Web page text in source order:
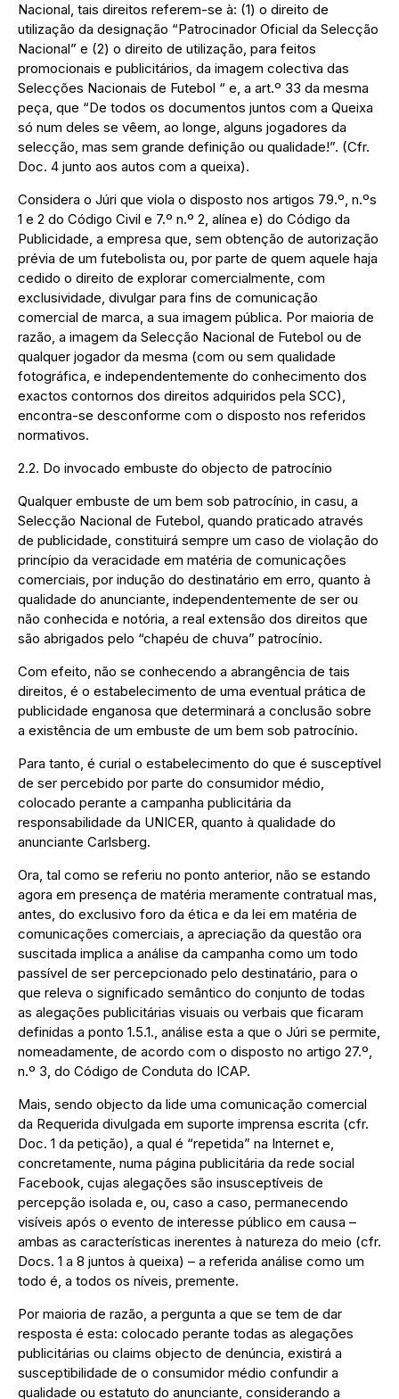
Nacional, tais direitos referem-se à: (1) o direito de
utilização da designação “Patrocinador Oficial da Selecção
Nacional” e (2) o direito de utilização, para feitos
promocionais e publicitários, da imagem colectiva das
Selecções Nacionais de Futebol “ e, a art.º 33 da mesma
peça, que “De todos os documentos juntos com a Queixa
só num deles se vêem, ao longe, alguns jogadores da
selecção, mas sem grande definição ou qualidade!”. (Cfr.
Doc. 4 junto aos autos com a queixa).
Considera o Júri que viola o disposto nos artigos 79.º, n.ºs
1 e 2 do Código Civil e 7.º n.º 2, alínea e) do Código da
Publicidade, a empresa que, sem obtenção de autorização
prévia de um futebolista ou, por parte de quem aquele haja
cedido o direito de explorar comercialmente, com
exclusividade, divulgar para fins de comunicação
comercial de marca, a sua imagem pública. Por maioria de
razão, a imagem da Selecção Nacional de Futebol ou de
qualquer jogador da mesma (com ou sem qualidade
fotográfica, e independentemente do conhecimento dos
exactos contornos dos direitos adquiridos pela SCC),
encontra-se desconforme com o disposto nos referidos
normativos.
2.2. Do invocado embuste do objecto de patrocínio
Qualquer embuste de um bem sob patrocínio, in casu, a
Selecção Nacional de Futebol, quando praticado através
de publicidade, constituirá sempre um caso de violação do
princípio da veracidade em matéria de comunicações
comerciais, por indução do destinatário em erro, quanto à
qualidade do anunciante, independentemente de ser ou
não conhecida e notória, a real extensão dos direitos que
são abrigados pelo “chapéu de chuva” patrocínio.
Com efeito, não se conhecendo a abrangência de tais
direitos, é o estabelecimento de uma eventual prática de
publicidade enganosa que determinará a conclusão sobre
a existência de um embuste de um bem sob patrocínio.
Para tanto, é curial o estabelecimento do que é susceptível
de ser percebido por parte do consumidor médio,
colocado perante a campanha publicitária da
responsabilidade da UNICER, quanto à qualidade do
anunciante Carlsberg.
Ora, tal como se referiu no ponto anterior, não se estando
agora em presença de matéria meramente contratual mas,
antes, do exclusivo foro da ética e da lei em matéria de
comunicações comerciais, a apreciação da questão ora
suscitada implica a análise da campanha como um todo
passível de ser percepcionado pelo destinatário, para o
que releva o significado semântico do conjunto de todas
as alegações publicitárias visuais ou verbais que ficaram
definidas a ponto 1.5.1., análise esta a que o Júri se permite,
nomeadamente, de acordo com o disposto no artigo 27.º,
n.º 3, do Código de Conduta do ICAP.
Mais, sendo objecto da lide uma comunicação comercial
da Requerida divulgada em suporte imprensa escrita (cfr.
Doc. 1 da petição), a qual é “repetida” na Internet e,
concretamente, numa página publicitária da rede social
Facebook, cujas alegações são insusceptíveis de
percepção isolada e, ou, caso a caso, permanecendo
visíveis após o evento de interesse público em causa –
ambas as características inerentes à natureza do meio (cfr.
Docs. 1 a 8 juntos à queixa) – a referida análise como um
todo é, a todos os níveis, premente.
Por maioria de razão, a pergunta a que se tem de dar
resposta é esta: colocado perante todas as alegações
publicitárias ou claims objecto de denúncia, existirá a
susceptibilidade de o consumidor médio confundir a
qualidade ou estatuto do anunciante, considerando a